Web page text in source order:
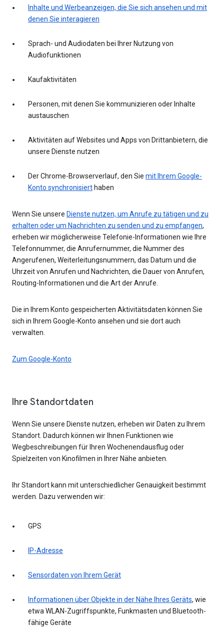
Inhalte und Werbeanzeigen, die Sie sich ansehen und mit
denen Sie interagieren
Sprach- und Audiodaten bei Ihrer Nutzung von
Audiofunktionen
Kaufaktivitäten
Personen, mit denen Sie kommunizieren oder Inhalte
austauschen
Aktivitäten auf Websites und Apps von Drittanbietern, die
unsere Dienste nutzen
Der Chrome-Browserverlauf, den Sie mit Ihrem Google-
Konto synchronisiert haben
Wenn Sie unsere Dienste nutzen, um Anrufe zu tätigen und zu
erhalten oder um Nachrichten zu senden und zu empfangen,
erheben wir möglicherweise Telefonie-Informationen wie Ihre
Telefonnummer, die Anrufernummer, die Nummer des
Angerufenen, Weiterleitungsnummern, das Datum und die
Uhrzeit von Anrufen und Nachrichten, die Dauer von Anrufen,
Routing-Informationen und die Art der Anrufe.
Die in Ihrem Konto gespeicherten Aktivitätsdaten können Sie
sich in Ihrem Google-Konto ansehen und sie dort auch
verwalten.
Zum Google-Konto
Ihre Standortdaten
Wenn Sie unsere Dienste nutzen, erheben wir Daten zu Ihrem
Standort. Dadurch können wir Ihnen Funktionen wie
Wegbeschreibungen für Ihren Wochenendausflug oder
Spielzeiten von Kinofilmen in Ihrer Nähe anbieten.
Ihr Standort kann mit unterschiedlicher Genauigkeit bestimmt
werden. Dazu verwenden wir:
GPS
IP-Adresse
Sensordaten von Ihrem Gerät
Informationen über Objekte in der Nähe Ihres Geräts, wie
etwa WLAN-Zugriffspunkte, Funkmasten und Bluetooth-
fähige Geräte